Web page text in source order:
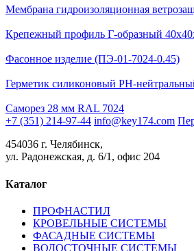
Мембрана гидроизоляционная
Крепежный профиль Г-образный
Фасонное изделие (ПЭ-01-7024-0.45)
Герметик силиконовый PH-
Саморез 28 мм RAL 7024
+7 (351) 214-97-44 info@key174.com
454036 г. Челябинск,
ул. Радонежская, д. 6/1, офис 204
Каталог
ПРОФНАСТИЛ
КРОВЕЛЬНЫЕ СИСТЕМЫ
ФАСАДНЫЕ СИСТЕМЫ
ВОДОСТОЧНЫЕ СИСТЕМЫ